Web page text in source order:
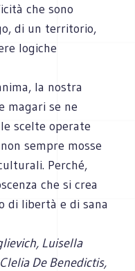
che sono
di un territorio,
logiche
la nostra
magari se ne
scelte operate
sempre mosse
Perché,
che si crea
di libertà e di sana
Luisella
De Benedictis,